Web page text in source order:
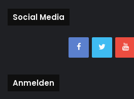
Social Media
Anmelden